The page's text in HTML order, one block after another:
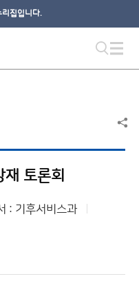
리집입니다.
토론회
: 기후서비스과